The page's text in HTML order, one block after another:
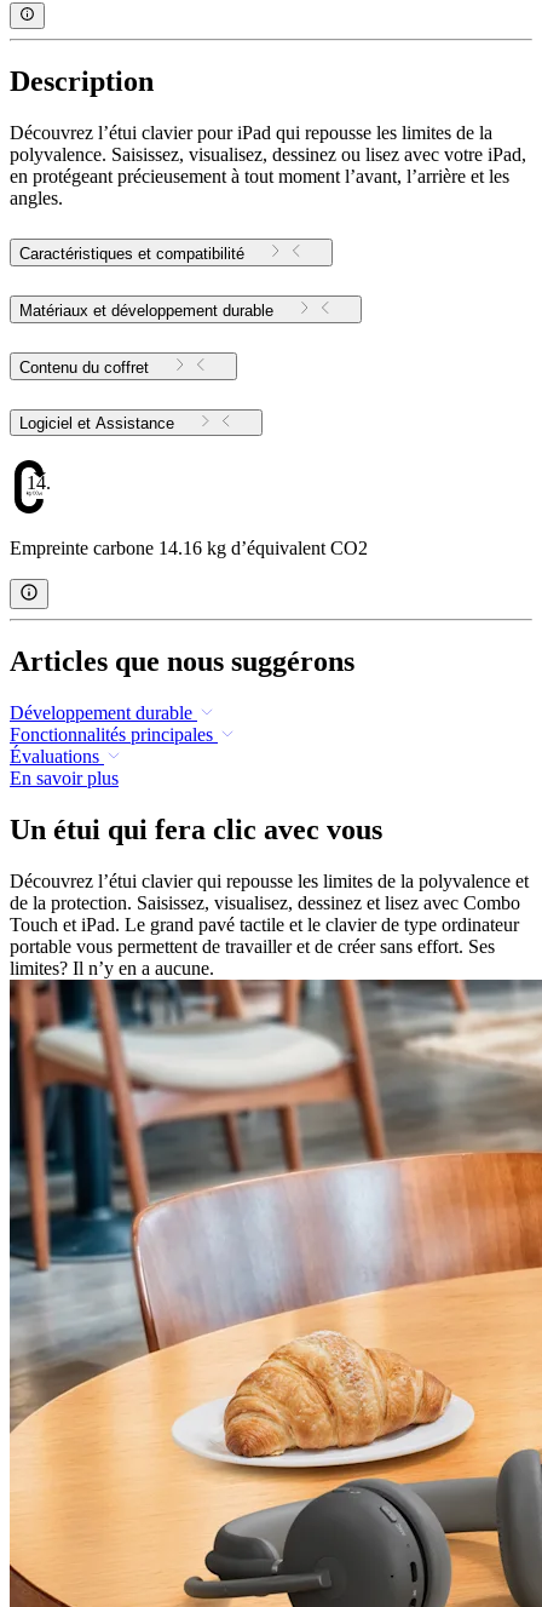
Description
Découvrez l’étui clavier pour iPad qui repousse les limites de la
polyvalence. Saisissez, visualisez, dessinez ou lisez avec votre iPad,
en protégeant précieusement à tout moment l’avant, l’arrière et les
angles.
Caractéristiques et compatibilité
Matériaux et développement durable
Contenu du coffret
Logiciel et Assistance
14.16
Empreinte carbone 14.16 kg d’équivalent CO2
Articles que nous suggérons
Développement durable
Fonctionnalités principales
Évaluations
En savoir plus
Un étui qui fera clic avec vous
Découvrez l’étui clavier qui repousse les limites de la polyvalence et
de la protection. Saisissez, visualisez, dessinez et lisez avec Combo
Touch et iPad. Le grand pavé tactile et le clavier de type ordinateur
portable vous permettent de travailler et de créer sans effort. Ses
limites? Il n’y en a aucune.